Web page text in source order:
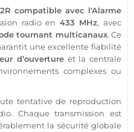
compatible avec l'Alarme
radio en 433 MHz, avec
tournant multicanaux. Ce
une excellente fiabilité
d’ouvertureet la centrale
complexes ou
tentative de reproduction
Chaquetransmission est
la sécuritéglobale